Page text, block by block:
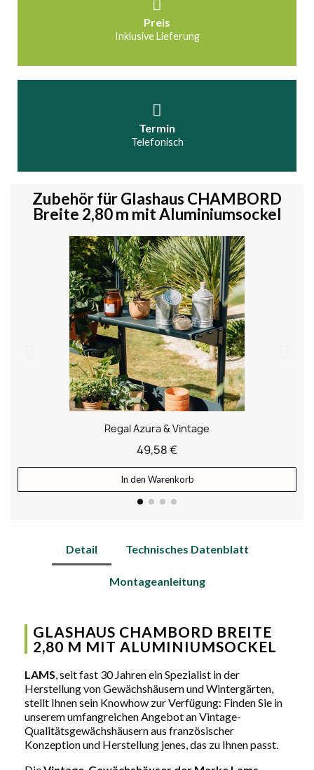
Preis
Inklusive Lieferung
Termin
Telefonisch
Zubehör für Glashaus CHAMBORD
Breite 2,80 m mit Aluminiumsockel
Regal Azura & Vintage
49,58 €
In den Warenkorb
Detail Technisches Datenblatt
Montageanleitung
GLASHAUS CHAMBORD BREITE
2,80 M MIT ALUMINIUMSOCKEL
LAMS , seit fast 30 Jahren ein Spezialist in der
Herstellung von Gewächshäusern und Wintergärten,
stellt Ihnen sein Knowhow zur Verfügung: Finden Sie in
unserem umfangreichen Angebot an Vintage-
Qualitätsgewächshäusern aus französischer
Konzeption und Herstellung jenes, das zu Ihnen passt.